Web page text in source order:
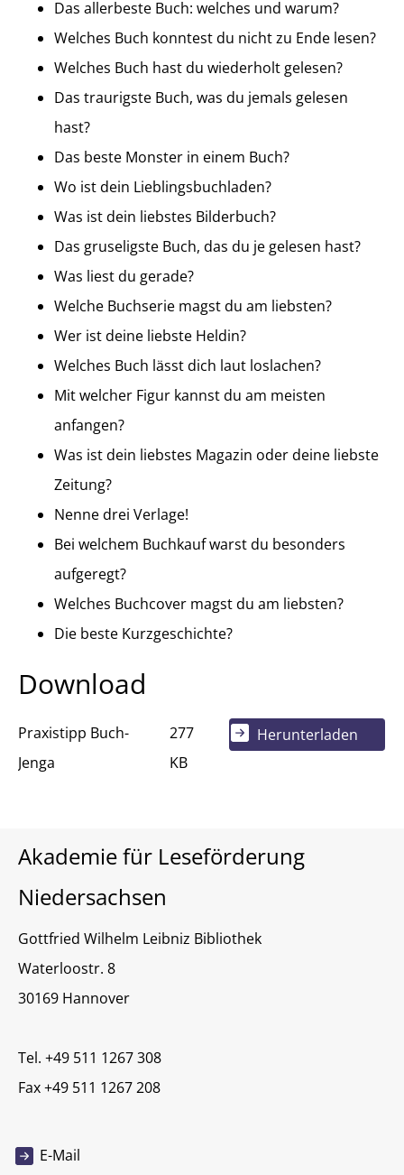
Das allerbeste Buch: welches und warum?
Welches Buch konntest du nicht zu Ende lesen?
Welches Buch hast du wiederholt gelesen?
Das traurigste Buch, was du jemals gelesen
hast?
Das beste Monster in einem Buch?
Wo ist dein Lieblingsbuchladen?
Was ist dein liebstes Bilderbuch?
Das gruseligste Buch, das du je gelesen hast?
Was liest du gerade?
Welche Buchserie magst du am liebsten?
Wer ist deine liebste Heldin?
Welches Buch lässt dich laut loslachen?
Mit welcher Figur kannst du am meisten
anfangen?
Was ist dein liebstes Magazin oder deine liebste
Zeitung?
Nenne drei Verlage!
Bei welchem Buchkauf warst du besonders
aufgeregt?
Welches Buchcover magst du am liebsten?
Die beste Kurzgeschichte?
Download
Praxistipp Buch-
Jenga
277
KB
Herunterladen
Akademie für Leseförderung
Niedersachsen
Gottfried Wilhelm Leibniz Bibliothek
Waterloostr. 8
30169 Hannover
Tel. +49 511 1267 308
Fax +49 511 1267 208
E-Mail